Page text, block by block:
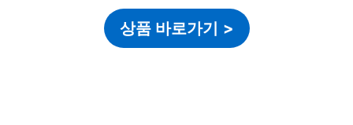
상품 바로가기 >